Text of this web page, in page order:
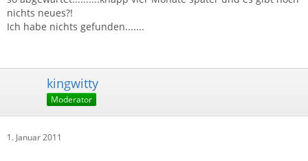
nichts neues?!
Ich habe nichts gefunden.......
kingwitty
Moderator
1. Januar 2011